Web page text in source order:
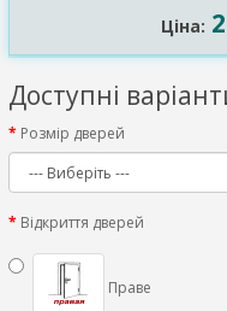
Ціна:
Доступні
Розмір дверей
Відкриття дверей
Праве